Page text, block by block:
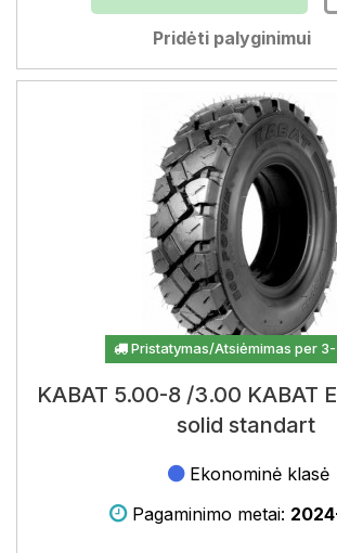
Pridėti palyginimui
Pristatymas/Atsiėmimas per 3-
KABAT 5.00-8 /3.00 KABAT
solid standart
Ekonominė klasė
Pagaminimo metai: